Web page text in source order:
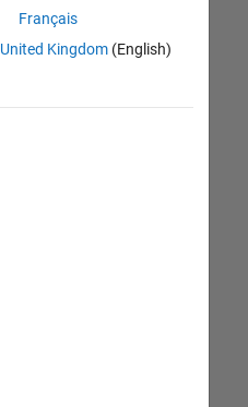
Français
United Kingdom(English)